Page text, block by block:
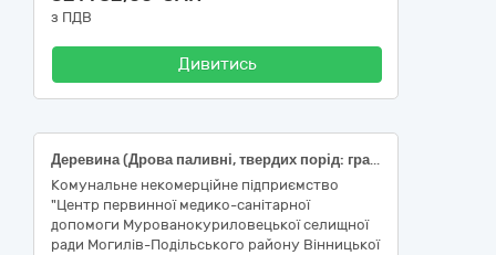
з ПДВ
Дивитись
Деревина (Дрова паливні, твердих порід: граб, ясен, дуб)
Комунальне некомерційне підприємство
"Центр первинної медико-санітарної
допомоги Мурованокуриловецької селищної
ради Могилів-Подільського району Вінницької